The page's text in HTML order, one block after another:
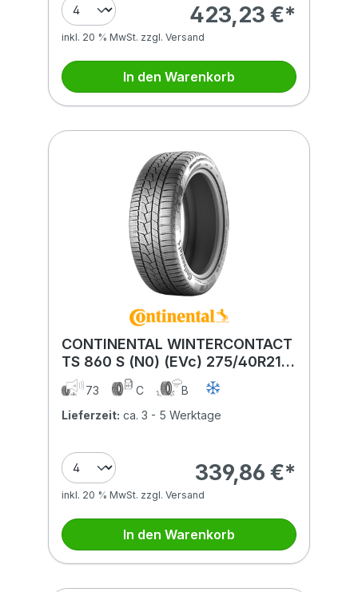
423,23 €*
inkl. 20 % MwSt. zzgl. Versand
In den Warenkorb
CONTINENTAL WINTERCONTACT
TS 860 S (N0) (EVc) 275/40R21
107V (N0) (EVc) XL FR
73 C
B
Lieferzeit: ca. 3 - 5 Werktage
339,86 €*
inkl. 20 % MwSt. zzgl. Versand
In den Warenkorb